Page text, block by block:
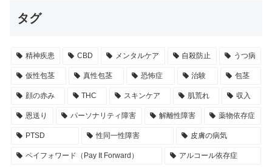
タグ
精神疾患 CBD メンタルケア 自殺防止 うつ病
仮性包茎 真性包茎 恐怖症 治験 包茎
顔の赤み THC スキンケア 肌荒れ 収入
恩送り パーソナリティ障害 解離性障害 薬物依存症
PTSD 性同一性障害 皮膚の病気
ペイフォワード（Pay It Forward） アルコール依存症